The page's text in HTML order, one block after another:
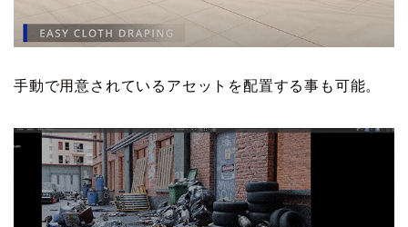
手動で用意されているアセットを配置する事も可能。